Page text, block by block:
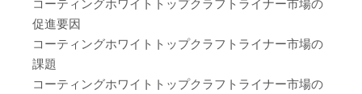
コーティングホワイトトップクラフトライナー市場の
促進要因
コーティングホワイトトップクラフトライナー市場の
課題
コーティングホワイトトップクラフトライナー市場の